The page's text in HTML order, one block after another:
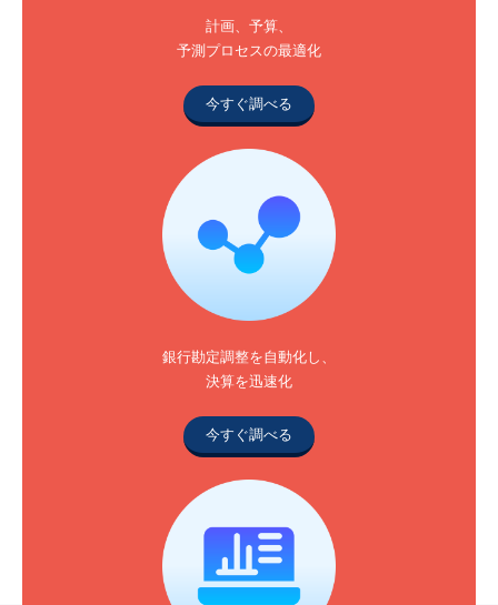
計画、予算、
予測プロセスの最適化
今すぐ調べる
銀行勘定調整を自動化し、
決算を迅速化
今すぐ調べる